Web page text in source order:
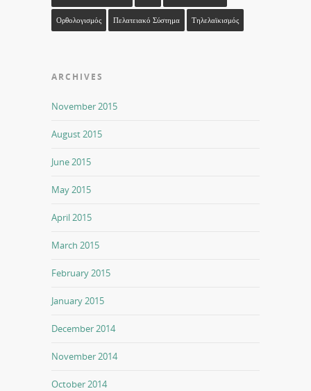
Ορθολογισμός Πελατειακό Σύστημα Τηλελαϊκισμός
ARCHIVES
November 2015
August 2015
June 2015
May 2015
April 2015
March 2015
February 2015
January 2015
December 2014
November 2014
October 2014